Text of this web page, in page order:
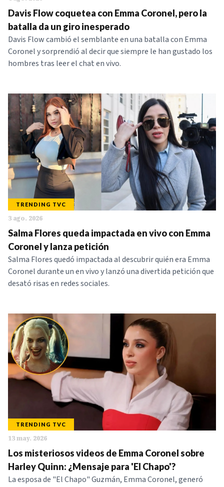
Davis Flow coquetea con Emma Coronel, pero la
batalla da un giro inesperado
Davis Flow cambió el semblante en una batalla con Emma
Coronel y sorprendió al decir que siempre le han gustado los
hombres tras leer el chat en vivo.
TRENDING TVC
3 ago. 2026
Salma Flores queda impactada en vivo con Emma
Coronel y lanza petición
Salma Flores quedó impactada al descubrir quién era Emma
Coronel durante un en vivo y lanzó una divertida petición que
desató risas en redes sociales.
TRENDING TVC
13 may. 2026
Los misteriosos videos de Emma Coronel sobre
Harley Quinn: ¿Mensaje para 'El Chapo'?
La esposa de "El Chapo" Guzmán, Emma Coronel, generó